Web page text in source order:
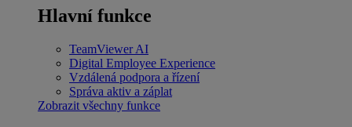
Hlavní funkce
TeamViewer AI
Digital Employee Experience
Vzdálená podpora a řízení
Správa aktiv a záplat
Zobrazit všechny funkce